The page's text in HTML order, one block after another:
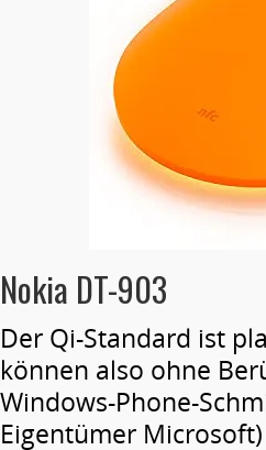
Nokia DT-903
Der Qi-Standard ist
können also ohne
Windows-Phone-
Eigentümer